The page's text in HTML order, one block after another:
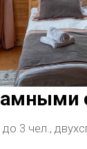
3 чел.,